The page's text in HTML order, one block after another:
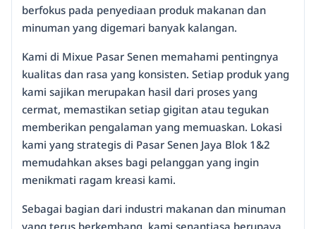
berfokus pada penyediaan produk makanan dan
minuman yang digemari banyak kalangan.
Kami di Mixue Pasar Senen memahami pentingnya
kualitas dan rasa yang konsisten. Setiap produk yang
kami sajikan merupakan hasil dari proses yang
cermat, memastikan setiap gigitan atau tegukan
memberikan pengalaman yang memuaskan. Lokasi
kami yang strategis di Pasar Senen Jaya Blok 1&2
memudahkan akses bagi pelanggan yang ingin
menikmati ragam kreasi kami.
Sebagai bagian dari industri makanan dan minuman
yang terus berkembang, kami senantiasa berupaya